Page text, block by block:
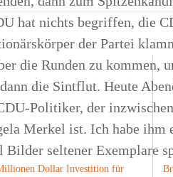
Dollar Investition für
hat nichts begriffen, die
der Partei
die Runden zu kommen,
die Sintflut. Heute
Politiker, der
Merkel ist. Ich habe
Bilder seltener Exemplare